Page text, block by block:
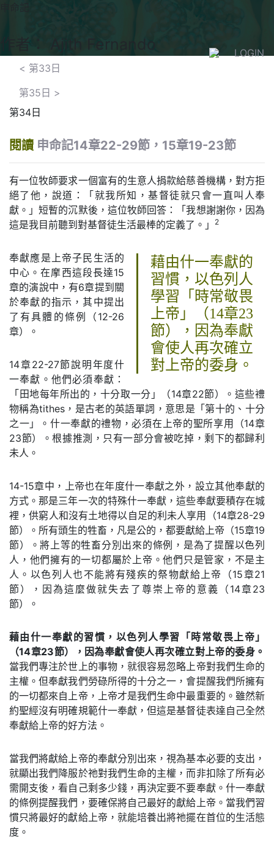
LOGIN
< 第33日
第35日 >
第34日
閱讀 申命記14章22-29節，15章19-23節
有一位牧師要求一個富有的生意人捐款給慈善機構，對方拒
絕了他，說道：「就我所知，基督徒就只會一直叫人奉
獻。」短暫的沉默後，這位牧師回答：「我想謝謝你，因為
這是我目前聽到對基督徒生活最棒的定義了。」
2
藉由什一奉獻的
習慣，以色列人
學習「時常敬畏
上帝」（14章23
節），因為奉獻
會使人再次確立
對上帝的委身。
奉獻應是上帝子民生活的
中心。在摩西這段長達15
章的演說中，有6章提到關
於奉獻的指示，其中提出
了有具體的條例（12-26
章）。
14章22-27節說明年度什
一奉獻。他們必須奉獻：
「田地每年所出的，十分取一分」（14章22節）。這些禮
物稱為tithes，是古老的英語單詞，意思是「第十的、十分
之一」。什一奉獻的禮物，必須在上帝的聖所享用（14章
23節）。根據推測，只有一部分會被吃掉，剩下的都歸利
未人。
14-15章中，上帝也在年度什一奉獻之外，設立其他奉獻的
方式。那是三年一次的特殊什一奉獻，這些奉獻要積存在城
裡，供窮人和沒有土地得以自足的利未人享用（14章28-29
節）。所有頭生的牲畜，凡是公的，都要獻給上帝（15章19
節）。將上等的牲畜分別出來的條例，是為了提醒以色列
人，他們擁有的一切都屬於上帝。他們只是管家，不是主
人。以色列人也不能將有殘疾的祭物獻給上帝（15章21
節），因為這麼做就失去了尊崇上帝的意義（14章23
節）。
藉由什一奉獻的習慣，以色列人學習「時常敬畏上帝」
（14章23節），因為奉獻會使人再次確立對上帝的委身。
當我們專注於世上的事物，就很容易忽略上帝對我們生命的
主權。但奉獻我們勞碌所得的十分之一，會提醒我們所擁有
的一切都來自上帝，上帝才是我們生命中最重要的。雖然新
約聖經沒有明確規範什一奉獻，但這是基督徒表達自己全然
奉獻給上帝的好方法。
當我們將獻給上帝的奉獻分別出來，視為基本必要的支出，
就顯出我們降服於祂對我們生命的主權，而非扣除了所有必
需開支後，看自己剩多少錢，再決定要不要奉獻。什一奉獻
的條例提醒我們，要確保將自己最好的獻給上帝。當我們習
慣只將最好的獻給上帝，就能培養出將祂擺在首位的生活態
度。